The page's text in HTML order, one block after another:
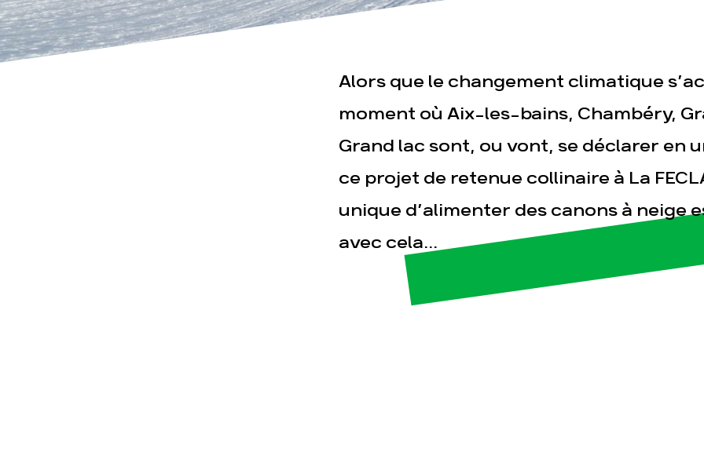
Espace presse Publications
Alors que le changement climatique
moment où Aix-les-bains, Chambéry,
Grand lac sont, ou vont, se déclarer en
ce projet de retenue collinaire à La
unique d’alimenter des canons à neige
avec cela...